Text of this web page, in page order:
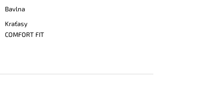
Bavlna
Kraťasy
COMFORT FIT